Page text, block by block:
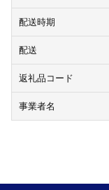
配送時期
配送
返礼品コード
事業者名